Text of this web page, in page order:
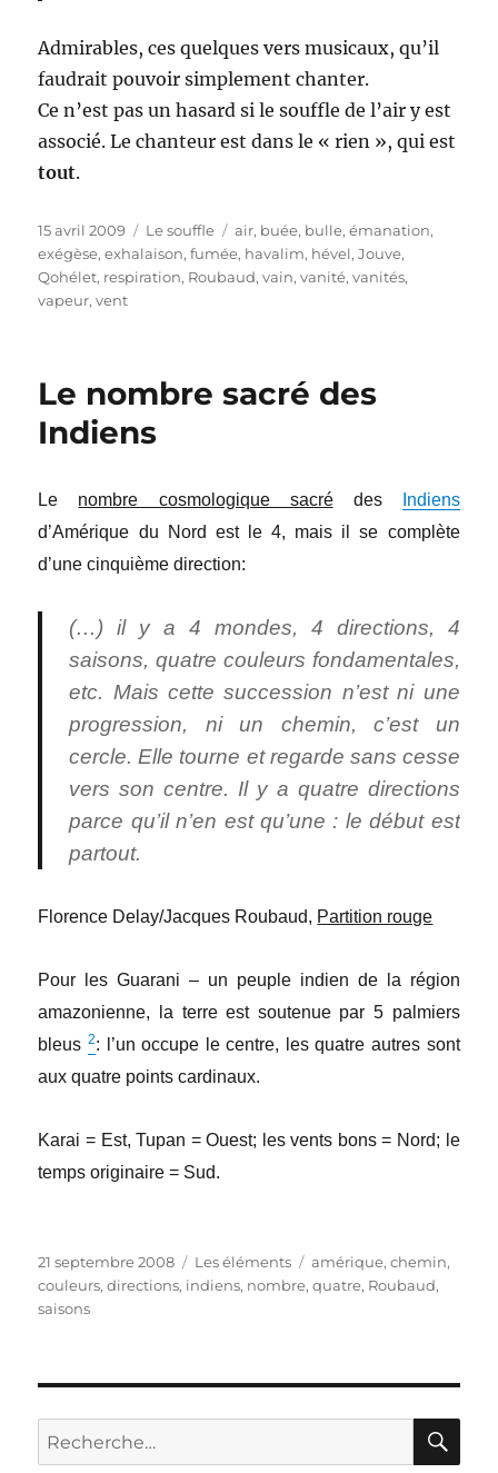
Admirables, ces quelques vers musicaux, qu’il
faudrait pouvoir simplement chanter.
Ce n’est pas un hasard si le souffle de l’air y est
associé. Le chanteur est dans le « rien », qui est
tout.
Publié
le
15 avril 2009 Catégories
Le souffle Étiquettes
air, buée, bulle,émanation,
exégèse,exhalaison,fumée, havalim, hével,Jouve,
Qohélet, respiration, Roubaud,vain,vanité,vanités,
vapeur,vent
Le nombre sacré des
Indiens
Le nombre cosmologique sacrédes
Indiens
d’Amérique du Nord est le 4, mais il se complète
d’une cinquième direction:
(…) il y a 4 mondes, 4 directions, 4
saisons, quatre couleurs fondamentales,
etc. Mais cette succession n’est ni une
progression, ni un chemin, c’est un
cercle. Elle tourne et regarde sans cesse
vers son centre. Il y a quatre directions
parce qu’il n’en est qu’une : le début est
partout.
Florence Delay/Jacques Roubaud, Partition rouge
Pour les Guarani – un peuple indien de la région
amazonienne, la terre est soutenue par 5 palmiers
bleus2:
l’un occupe le centre, les quatre autres sont
aux quatre points cardinaux.
Karai = Est, Tupan = Ouest; les vents bons = Nord; le
temps originaire = Sud.
Publié
le
21 septembre 2008 Catégories
Les éléments Étiquettes
amérique,chemin,
couleurs,directions, indiens, nombre,quatre, Roubaud,
saisons
Recherche
pour :